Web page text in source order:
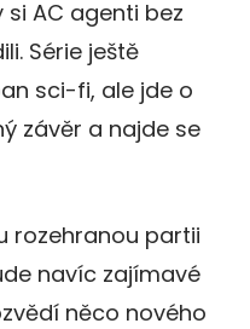
AC agenti bez
Série ještě
sci-fi, ale jde o
závěr a najde se
rozehranou partii
navíc zajímavé
něco nového